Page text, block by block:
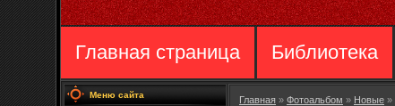
Главная страница Библиотека
Меню сайта Главная » Фотоальбом » Новые »